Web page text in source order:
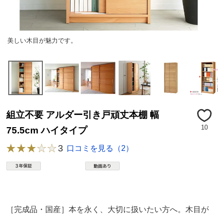
美しい木目が魅力です。
組立不要 アルダー引き戸頑丈本棚 幅
75.5cm ハイタイプ
10
3 口コミを見る（2）
［完成品・国産］本を永く、大切に扱いたい方へ。木目が